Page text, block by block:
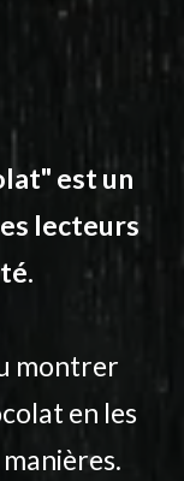
est un
lecteurs
montrer
en les